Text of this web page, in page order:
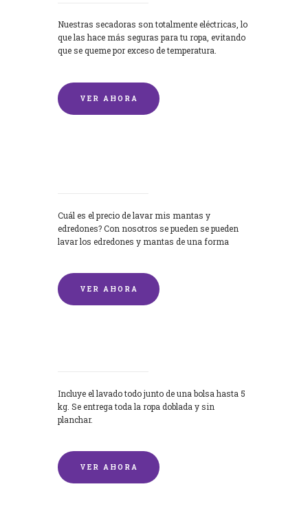
Nuestras secadoras son totalmente eléctricas, lo
que las hace más seguras para tu ropa, evitando
que se queme por exceso de temperatura.
VER AHORA
Cuál es el precio de lavar mis mantas y
edredones? Con nosotros se pueden se pueden
lavar los edredones y mantas de una forma
VER AHORA
Incluye el lavado todo junto de una bolsa hasta 5
kg. Se entrega toda la ropa doblada y sin
planchar.
VER AHORA